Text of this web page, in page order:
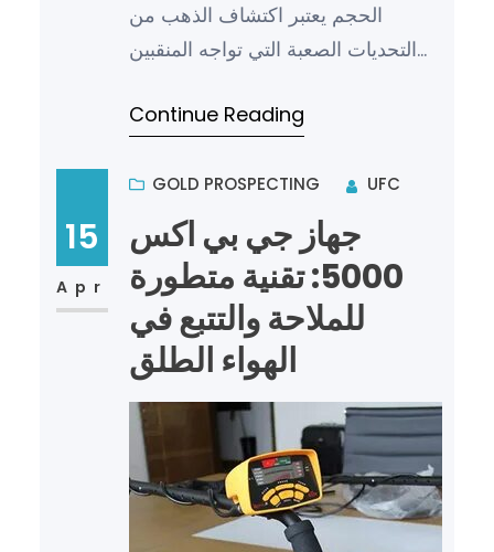
الحجم يعتبر اكتشاف الذهب من
التحديات الصعبة التي تواجه المنقبين
Continue Reading
15
Apr
GOLD PROSPECTING UFC
جهاز جي بي اكس
5000: تقنية متطورة
للملاحة والتتبع في
الهواء الطلق